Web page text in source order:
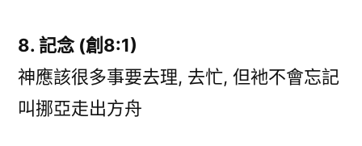
8. 記念 (創8:1)
神應該很多事要去理, 去忙, 但衪不會忘記
叫挪亞走出方舟